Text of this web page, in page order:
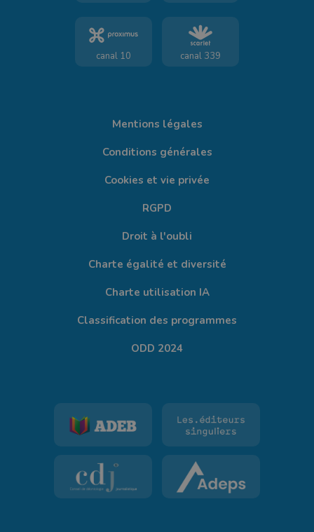
canal 10 canal 339
Mentions légales
Conditions générales
Cookies et vie privée
RGPD
Droit à l'oubli
Charte égalité et diversité
Charte utilisation IA
Classification des programmes
ODD 2024